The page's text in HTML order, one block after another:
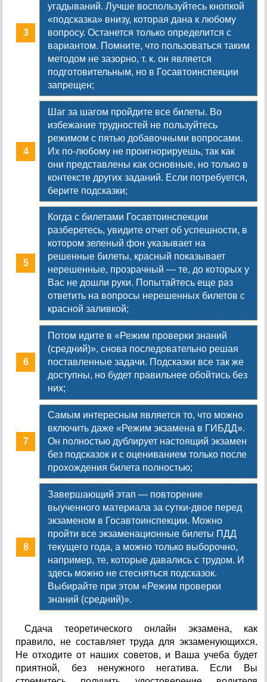
угадываний. Лучше воспользуйтесь кнопкой
«подсказка» внизу, которая дана к любому
вопросу. Останется только определится с
вариантом. Помните, что пользоваться таким
методом не зазорно, т. к. он является
подготовительным, но в Госавтоинспекции
запрещен;
Шаг за шагом пройдите все билеты. Во
избежание трудностей не пользуйтесь
режимом с пятью добавочными вопросами.
Их по-любому не проигнорируешь, так как
они представлены как основные, но только в
контексте других заданий. Если потребуется,
берите подсказки;
Когда с билетами Госавтоинспекции
разберетесь, увидите отчет об успешности, в
котором зеленый фон указывает на
решенные билеты, красный показывает
нерешенные, прозрачный — те, до которых у
Вас не дошли руки. Попытайтесь еще раз
ответить на вопросы нерешенных билетов с
красной заливкой;
Потом идите в «Режим проверки знаний
(средний)», снова последовательно решая
поставленные задачи. Подсказки все так же
доступны, но будет правильнее обойтись без
них;
Самым интересным является то, что можно
включить даже «Режим экзамена в ГИБДД».
Он полностью дублирует настоящий экзамен
без подсказок и с оцениванием только после
прохождения билета полностью;
Завершающий этап — повторение
выученного материала за сутки-двое перед
экзаменом в Госавтоинспекции. Можно
пройти все экзаменационные билеты ПДД
текущего года, а можно только выборочно,
например, те, которые давались с трудом. И
здесь можно не стесняться подсказок.
Выбирайте при этом «Режим проверки
знаний (средний)».
Сдача теоретического онлайн экзамена, как
правило, не составляет труда для экзаменующихся.
Не отходите от наших советов, и Ваша учеба будет
приятной, без ненужного негатива. Если Вы